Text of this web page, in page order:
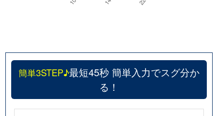
簡単3STEP♪最短45秒 簡単入力でスグ分か
る！